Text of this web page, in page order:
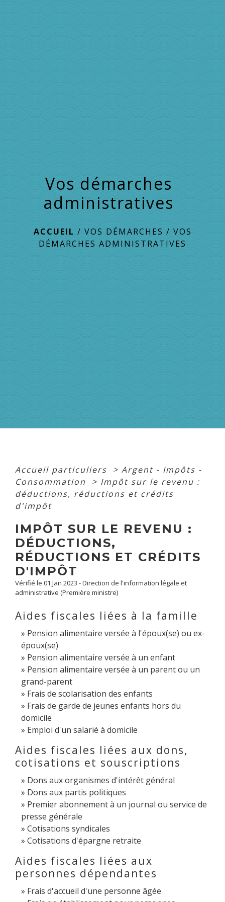
Vos démarches
administratives
ACCUEIL / VOS DÉMARCHES / VOS
DÉMARCHES ADMINISTRATIVES
Accueil particuliers > Argent - Impôts -
Consommation
> Impôt sur le revenu :
déductions, réductions et crédits
d'impôt
IMPÔT SUR LE REVENU :
DÉDUCTIONS,
RÉDUCTIONS ET CRÉDITS
D'IMPÔT
Vérifié le 01 Jan 2023 - Direction de l'information légale et
administrative (Première ministre)
Aides fiscales liées à la famille
Pension alimentaire versée à l'époux(se) ou ex-
époux(se)
Pension alimentaire versée à un enfant
Pension alimentaire versée à un parent ou un
grand-parent
Frais de scolarisation des enfants
Frais de garde de jeunes enfants hors du
domicile
Emploi d'un salarié à domicile
Aides fiscales liées aux dons,
cotisations et souscriptions
Dons aux organismes d'intérêt général
Dons aux partis politiques
Premier abonnement à un journal ou service de
presse générale
Cotisations syndicales
Cotisations d'épargne retraite
Aides fiscales liées aux
personnes dépendantes
Frais d'accueil d'une personne âgée